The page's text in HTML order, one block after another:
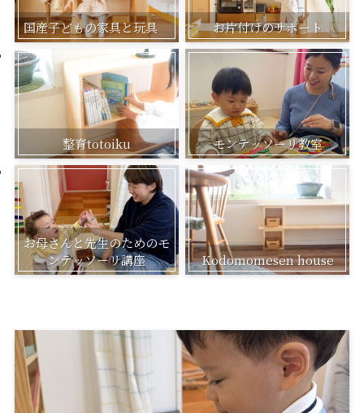
国産子どもの家具と玩具 お片付けのサポート
整育totoiku モンテッソーリ教室
お母さんと先生のためのモ
ンテッソーリ講座
Kodomomesen house